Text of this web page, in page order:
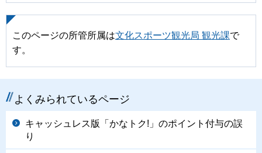
このページの所管所属は文化スポーツ観光局 観光課で
す。
よくみられているページ
キャッシュレス版「かなトク!」のポイント付与の誤
り